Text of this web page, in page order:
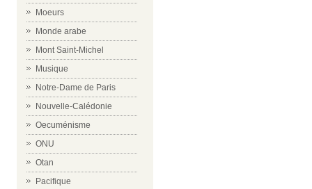
Moeurs
Monde arabe
Mont Saint-Michel
Musique
Notre-Dame de Paris
Nouvelle-Calédonie
Oecuménisme
ONU
Otan
Pacifique